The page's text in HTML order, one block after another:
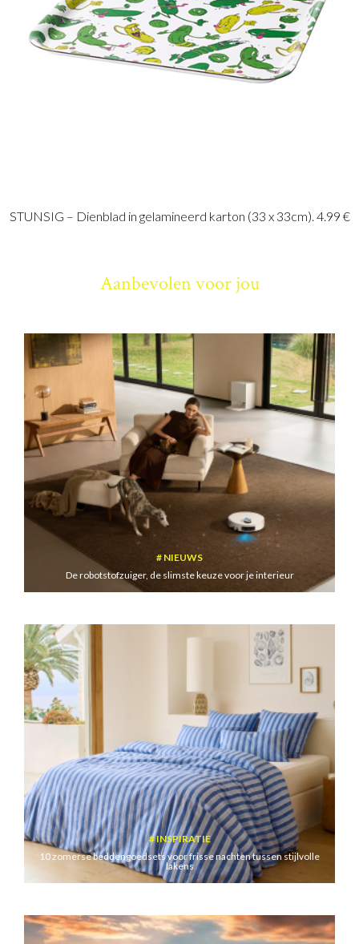
STUNSIG – Dienblad in gelamineerd karton (33 x 33cm). 4.99 €
Aanbevolen voor jou
NIEUWS
De robotstofzuiger, de slimste keuze voor je interieur
INSPIRATIE
10 zomerse beddengoedsets voor frisse nachten tussen stijlvolle
lakens